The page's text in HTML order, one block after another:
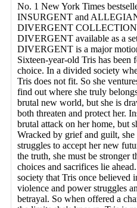
No. 1 New York Times
INSURGENT and
DIVERGENT
DIVERGENT available as a
DIVERGENT is a major
Sixteen-year-old Tris has been
choice. In a divided society
Tris does not fit. So she
find out where she truly
brutal new world, but she is
both threaten and protect her.
brutal attack on her home, but
Wracked by grief and guilt, she
struggles to accept her new
the truth, she must be stronger
choices and sacrifices lie
society that Tris once believed
violence and power struggles
betrayal. So when offered a